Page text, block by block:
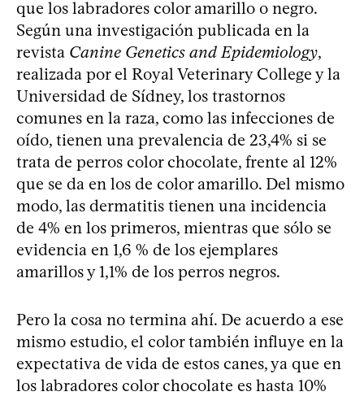
que los labradores color amarillo o negro.
Según una investigación publicada en la
revista Canine Genetics and Epidemiology,
realizada por el Royal Veterinary College y la
Universidad de Sídney, los trastornos
comunes en la raza, como las infecciones de
oído, tienen una prevalencia de 23,4% si se
trata de perros color chocolate, frente al 12%
que se da en los de color amarillo. Del mismo
modo, las dermatitis tienen una incidencia
de 4% en los primeros, mientras que sólo se
evidencia en 1,6 % de los ejemplares
amarillos y 1,1% de los perros negros.
Pero la cosa no termina ahí. De acuerdo a ese
mismo estudio, el color también influye en la
expectativa de vida de estos canes, ya que en
los labradores color chocolate es hasta 10%